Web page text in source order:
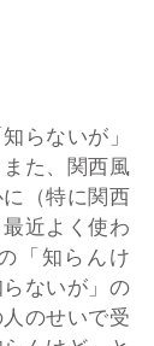
らないが」
た、関西風
（特に関西
近よく使わ
「知らんけ
ないが」の
のせいで受